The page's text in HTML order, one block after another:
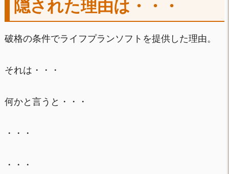
隠された理由は・・・
破格の条件でライフプランソフトを提供した理由。
それは・・・
何かと言うと・・・
・・・
・・・